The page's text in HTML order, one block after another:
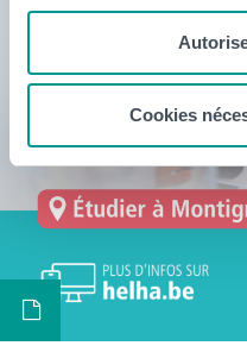
Cookies